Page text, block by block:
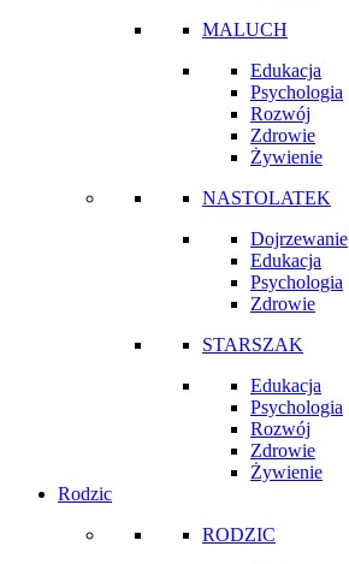
MALUCH
Edukacja
Psychologia
Rozwój
Zdrowie
Żywienie
NASTOLATEK
Dojrzewanie
Edukacja
Psychologia
Zdrowie
STARSZAK
Edukacja
Psychologia
Rozwój
Zdrowie
Żywienie
Rodzic
RODZIC